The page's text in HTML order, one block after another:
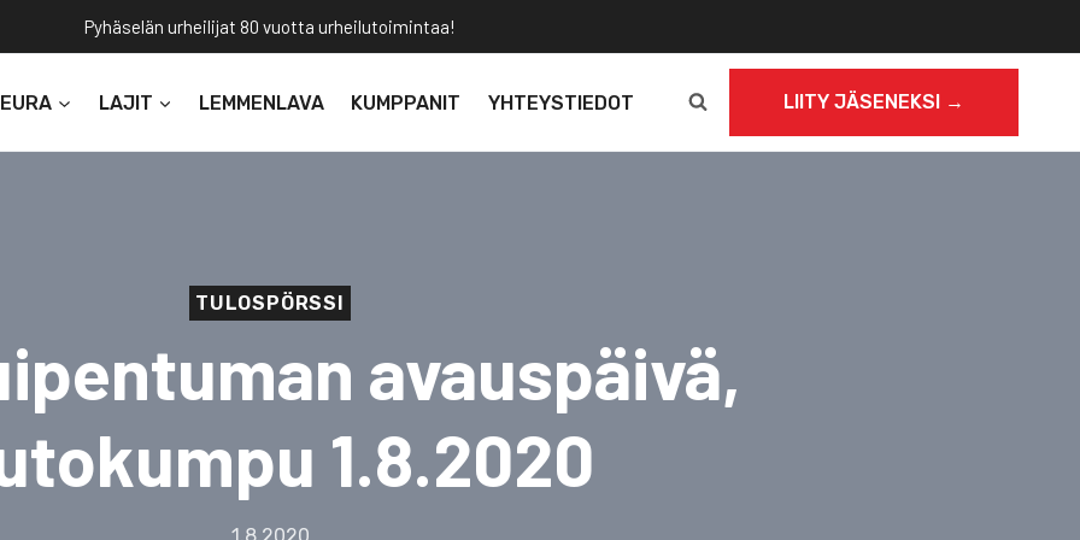
Pyhäselän urheilijat 80 vuotta urheilutoimintaa!
LAJIT LEMMENLAVA KUMPPANIT YHTEYSTIEDOT LIITY JÄSENEKSI →
TULOSPÖRSSI
avauspäivä,
1.8.2020